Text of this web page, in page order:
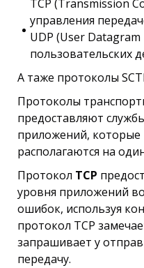
TCP (Transmission
управления
UDP (User
пользовательских
А таже протоколы
Протоколы
предоставляют
приложений, которые
располагаются на
Протокол TCP
уровня приложений
ошибок, используя
протокол TCP
запрашивает у
передачу.